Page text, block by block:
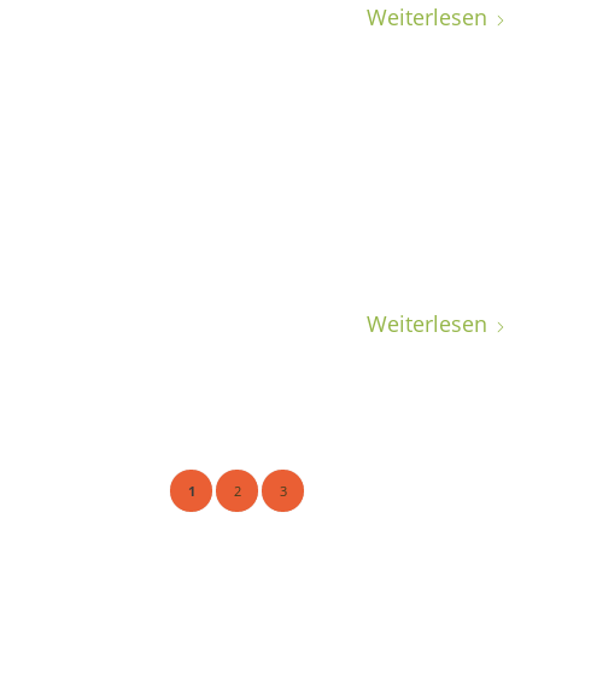
Weiterlesen
Weiterlesen
1 2 3